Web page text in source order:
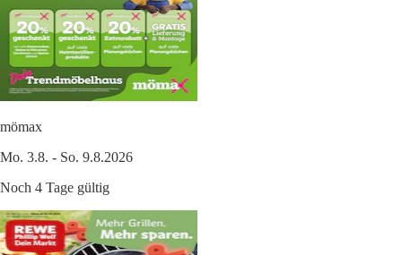
mömax
Mo. 3.8. - So. 9.8.2026
Noch 4 Tage gültig